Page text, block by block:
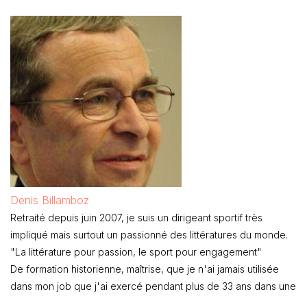
Denis Billamboz
Retraité depuis juin 2007, je suis un dirigeant sportif très
impliqué mais surtout un passionné des littératures du monde.
"La littérature pour passion, le sport pour engagement"
De formation historienne, maîtrise, que je n'ai jamais utilisée
dans mon job que j'ai exercé pendant plus de 33 ans dans une